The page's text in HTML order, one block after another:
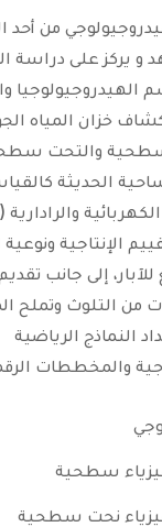
من أحد
و يركز على دراسة
خزان المياه
والتحت
الحديثة
الإنتاجية ونوعية
إلى جانب
من التلوث وتملح
النماذج الرياضية
والمخططات
سطحية
نحت سطحية